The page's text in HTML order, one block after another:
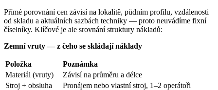
Přímé porovnání cen závisí na lokalitě, půdním profilu, vzdálenosti
od skladu a aktuálních sazbách techniky — proto neuvádíme fixní
číselníky. Klíčové je ale srovnání struktury nákladů:
Zemní vruty — z čeho se skládají náklady
Položka
Poznámka
Materiál (vruty)
Závisí na průměru a délce
Stroj + obsluha
Pronájem nebo vlastní stroj, 1–2 operátoři